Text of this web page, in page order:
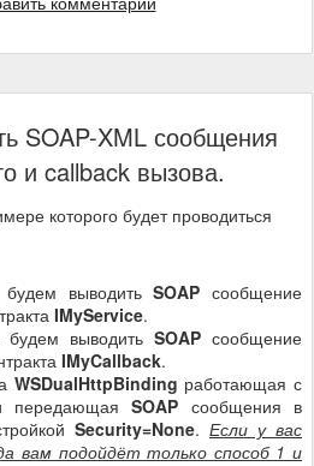
SOAP-XML сообщения
и callback вызова.
которого будет проводиться
будем выводитьSOAPсообщение
IMyService.
будем выводить SOAP сообщение
IMyCallback.
WSDualHttpBinding работающая с
передающаяSOAP сообщения в
Security=None. Если у вас
вам подойдёт только способ 1 и